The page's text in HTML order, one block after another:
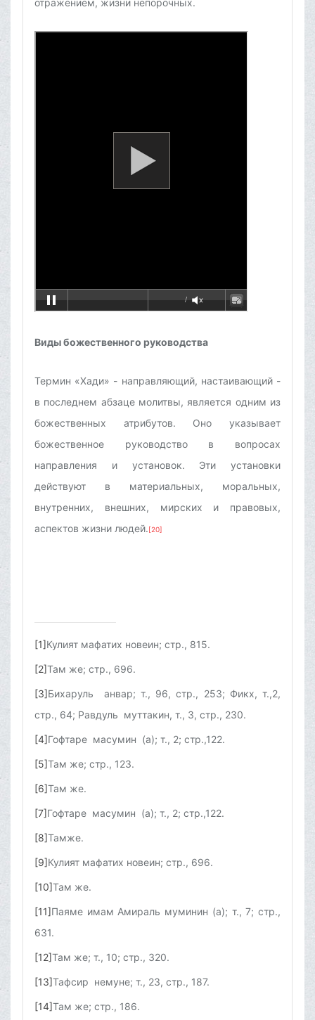
отражением, жизни непорочных.
Виды божественного руководства
Термин «Хади» - направляющий, настаивающий -
в последнем абзаце молитвы, является одним из
божественных атрибутов. Оно указывает
божественное руководство в вопросах
направления и установок. Эти установки
действуют в материальных, моральных,
внутренних, внешних, мирских и правовых,
аспектов жизни людей.[20]
[1]Кулият мафатих новеин; стр., 815.
[2]Там же; стр., 696.
[3]Бихаруль анвар; т., 96, стр., 253; Фикх, т.,2,
стр., 64; Равдуль муттакин, т., 3, стр., 230.
[4]Гофтаре масумин (а); т., 2; стр.,122.
[5]Там же; стр., 123.
[6]Там же.
[7]Гофтаре масумин (а); т., 2; стр.,122.
[8]Тамже.
[9]Кулият мафатих новеин; стр., 696.
[10]Там же.
[11]Паяме имам Амираль муминин (а); т., 7; стр.,
631.
[12]Там же; т., 10; стр., 320.
[13]Тафсир немуне; т., 23, стр., 187.
[14]Там же; стр., 186.